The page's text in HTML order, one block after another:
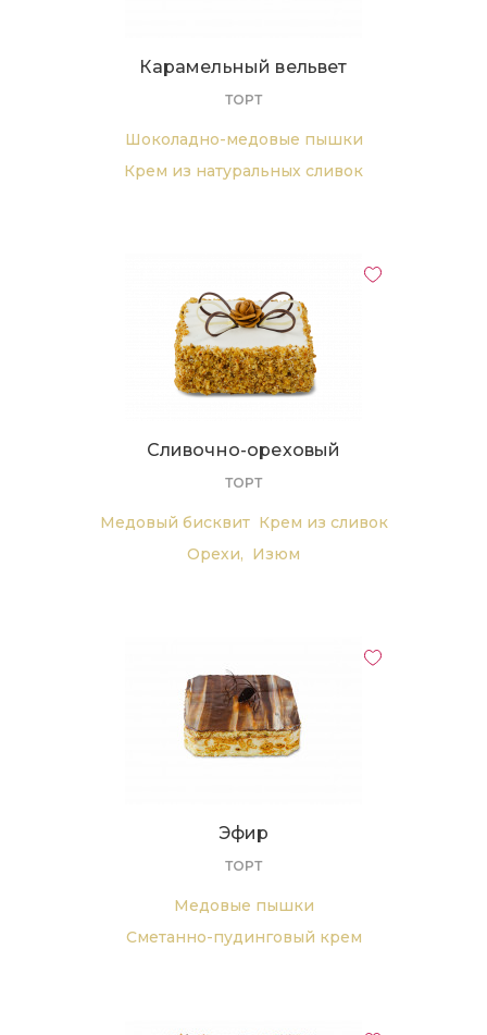
Карамельный вельвет
ТОРТ
Шоколадно-медовые пышки
Крем из натуральных сливок
Сливочно-ореховый
ТОРТ
Медовый бисквит Крем из сливок
Орехи, Изюм
Эфир
ТОРТ
Медовые пышки
Сметанно-пудинговый крем